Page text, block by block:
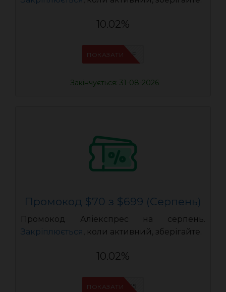
10.02%
IFPVSDOF
ПОКАЗАТИ
Закінчується: 31-08-2026
Промокод $70 з $699 (Серпень)
Промокод Аліекспрес на серпень.
Закріплюється, коли активний, зберігайте.
10.02%
IFPJJWK5
ПОКАЗАТИ